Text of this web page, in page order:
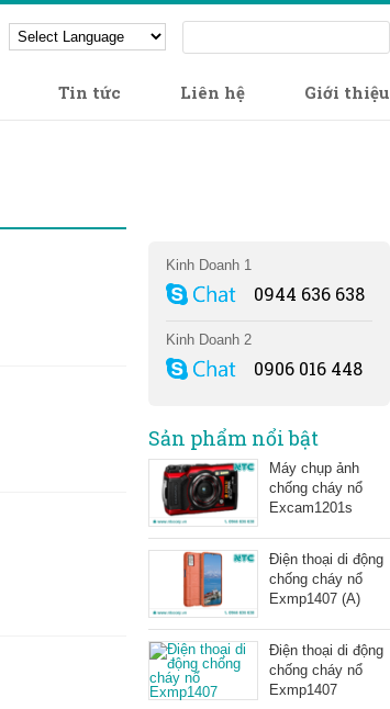
Tin tức Liên hệ Giới thiệu
Kinh Doanh 1
0944 636 638
Kinh Doanh 2
0906 016 448
Sản phẩm nổi bật
Máy chụp ảnh
chống cháy nổ
Excam1201s
Điện thoại di động
chống cháy nổ
Exmp1407 (A)
Điện thoại di động
chống cháy nổ
Exmp1407